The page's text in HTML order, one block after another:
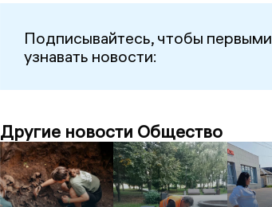
Подписывайтесь, чтобы первыми
узнавать новости:
Другие новости Общество